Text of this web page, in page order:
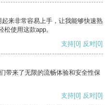
来非常容易上手，让我能够快速熟
使用这款app。
支持[0] 反对[0]
带来了无限的流畅体验和安全性保
支持[0] 反对[0]